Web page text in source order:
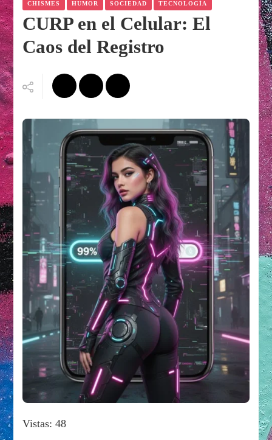
CHISMES HUMOR SOCIEDAD TECNOLOGÍA
CURP en el Celular: El
Caos del Registro
Vistas: 48